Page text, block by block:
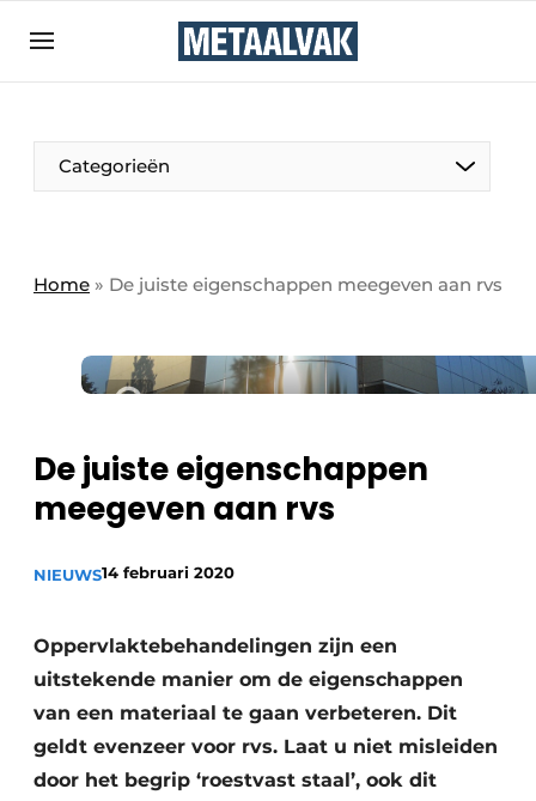
Bedrijven
Contact
Eigen content aanleveren
Home
Meest gelezen
Podcasts
Privacy / Cookie statement
Vacature aanmelden
Video’s
Categorieën
Home » De juiste eigenschappen meegeven aan rvs
De juiste eigenschappen
meegeven aan rvs
NIEUWS14 februari 2020
Oppervlaktebehandelingen zijn een
uitstekende manier om de eigenschappen
van een materiaal te gaan verbeteren. Dit
geldt evenzeer voor rvs. Laat u niet misleiden
door het begrip ‘roestvast staal’, ook dit